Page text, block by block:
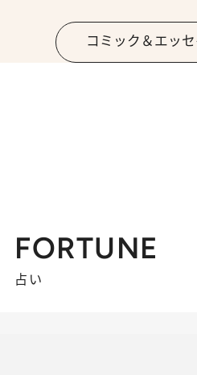
コミック＆エッ
FORTUNE
占い